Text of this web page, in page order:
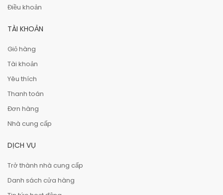
Điều khoản
TÀI KHOẢN
Giỏ hàng
Tài khoản
Yêu thích
Thanh toán
Đơn hàng
Nhà cung cấp
DỊCH VỤ
Trở thành nhà cung cấp
Danh sách cửa hàng